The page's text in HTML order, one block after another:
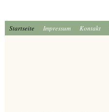
Startseite Impressum Kontakt